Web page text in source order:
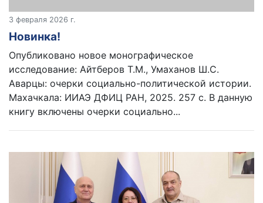
3 февраля 2026 г.
Новинка!
Опубликовано новое монографическое
исследование: Айтберов Т.М., Умаханов Ш.С.
Аварцы: очерки социально-политической истории.
Махачкала: ИИАЭ ДФИЦ РАН, 2025. 257 с. В данную
книгу включены очерки социально...